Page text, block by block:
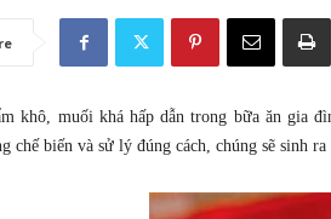
khô, muối khá hấp dẫn trong bữa ăn gia
chế biến và sử lý đúng cách, chúng sẽ sinh